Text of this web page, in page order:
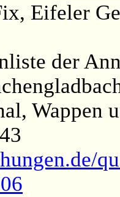
Eifeler
der
Wappen